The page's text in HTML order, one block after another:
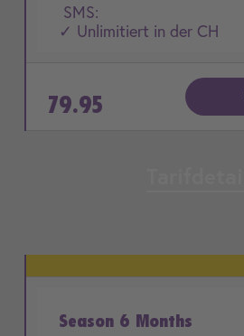
SMS:
✓ Unlimitiert in der CH
79.95
Season 6 Months